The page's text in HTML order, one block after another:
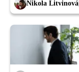
Nikola Litvinová